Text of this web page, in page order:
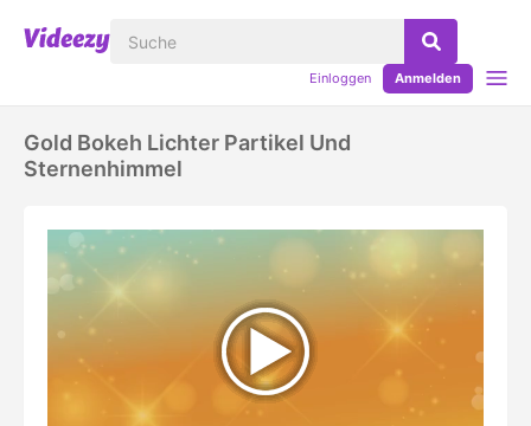
Einloggen Anmelden
Gold Bokeh Lichter Partikel Und
Sternenhimmel